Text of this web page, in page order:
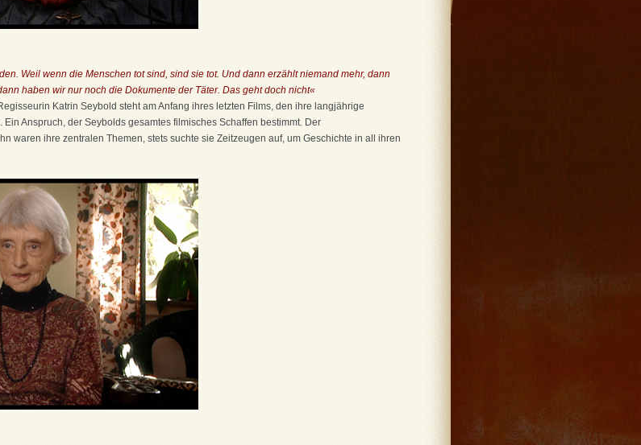
Weil wenn die Menschen tot sind, sind sie tot. Und dann erzählt niemand mehr, dann
haben wir nur noch die Dokumente der Täter. Das geht doch nicht«
Katrin Seybold steht am Anfang ihres letzten Films, den ihre langjährige
Anspruch, der Seybolds gesamtes filmisches Schaffen bestimmt. Der
waren ihre zentralen Themen, stets suchte sie Zeitzeugen auf, um Geschichte in all ihren